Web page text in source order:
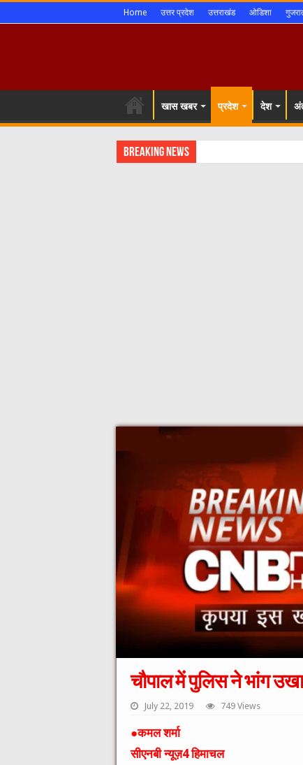
Home उत्तर प्रदेश उत्तराखंड ओडिशा
खास खबर प्रदेश देश
Breaking News
चौपाल में पुलिस ने भांग
July 22, 2019 749 Views
●कमल शर्मा
सीएनबी न्यूज़4 हिमाचल